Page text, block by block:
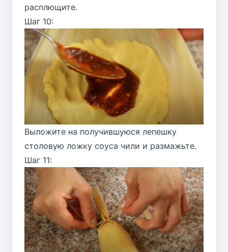
расплющите.
Шаг 10:
Выложите на получившуюся лепешку
столовую ложку соуса чили и размажьте.
Шаг 11: